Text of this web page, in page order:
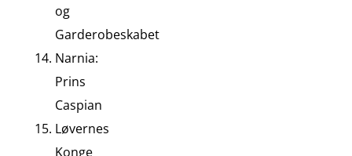
og
Garderobeskabet
Narnia:
Prins
Caspian
Løvernes
Konge